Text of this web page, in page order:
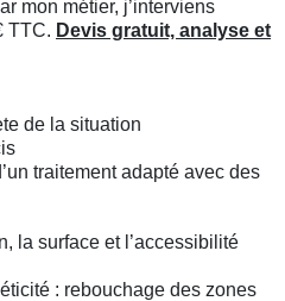
mon métier, j’interviens
TTC. Devis gratuit, analyse et
de la situation
traitement adapté avec des
la surface et l’accessibilité
: rebouchage des zones